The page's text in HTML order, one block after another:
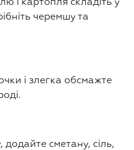
і картопля складіть у
черемшу та
і злегка обсмажте
додайте сметану, сіль,